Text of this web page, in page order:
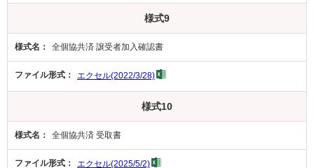
様式9
全個協共済 譲受者加入確認書
エクセル(2022/3/28)
様式10
全個協共済 受取書
エクセル(2025/5/2)